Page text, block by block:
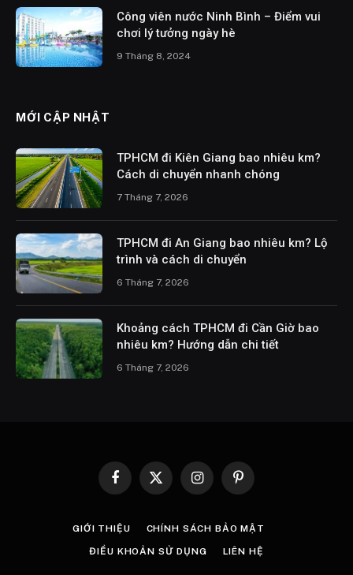
Công viên nước Ninh Bình – Điểm vui
chơi lý tưởng ngày hè
9 Tháng 8, 2024
MỚI CẬP NHẬT
TPHCM đi Kiên Giang bao nhiêu km?
Cách di chuyển nhanh chóng
7 Tháng 7, 2026
TPHCM đi An Giang bao nhiêu km? Lộ
trình và cách di chuyển
6 Tháng 7, 2026
Khoảng cách TPHCM đi Cần Giờ bao
nhiêu km? Hướng dẫn chi tiết
6 Tháng 7, 2026
FacebookX
(Twitter)
InstagramPinterest
GIỚI THIỆU CHÍNH SÁCH BẢO MẬT
ĐIỀU KHOẢN SỬ DỤNG LIÊN HỆ